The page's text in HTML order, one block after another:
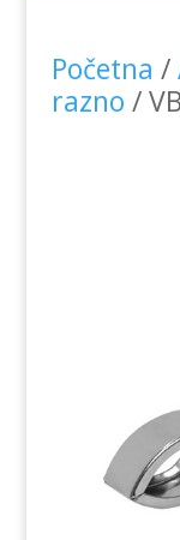
Početna /
razno /